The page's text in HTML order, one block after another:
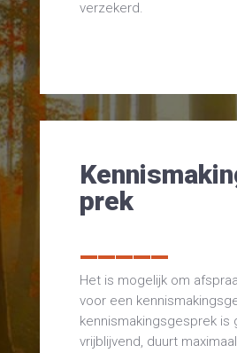
verzekerd.
prek
Het is mogelijk om
voor een
kennismakingsgesprek is
vrijblijvend, duurt